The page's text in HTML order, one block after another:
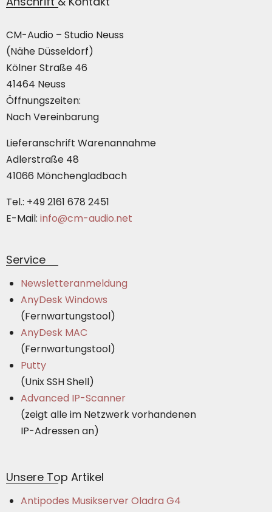
CM-Audio – Studio Neuss
(Nähe Düsseldorf)
Kölner Straße 46
41464 Neuss
Öffnungszeiten:
Nach Vereinbarung
Lieferanschrift Warenannahme
Adlerstraße 48
41066 Mönchengladbach
Tel.: +49 2161 678 2451
E-Mail: info@cm-audio.net
Service
Newsletteranmeldung
AnyDesk Windows
(Fernwartungstool)
AnyDesk MAC
(Fernwartungstool)
Putty
(Unix SSH Shell)
Advanced IP-Scanner
(zeigt alle im Netzwerk vorhandenen
IP-Adressen an)
Unsere Top Artikel
Antipodes Musikserver Oladra G4